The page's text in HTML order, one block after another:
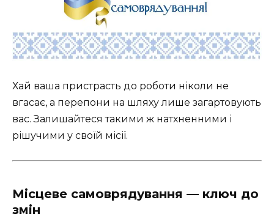
Хай ваша пристрасть до роботи ніколи не
вгасає, а перепони на шляху лише загартовують
вас. Залишайтеся такими ж натхненними і
рішучими у своїй місії.
Місцеве самоврядування — ключ до
змін